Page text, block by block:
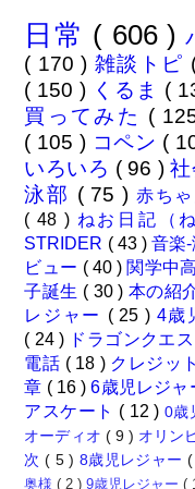
日常 ( 606 )
( 170 ) 雑談トピ
( 150 ) くるま (
買ってみた (
( 105 ) コペン (
いろいろ ( 96 )社
泳部 ( 75 ) 赤ち
( 48 ) ねお日記（
STRIDER ( 43 ) 音楽-
ビュー ( 40 ) 関学中
子誕生 ( 30 ) 本の紹
レジャー ( 25 ) 4歳
( 24 ) ドラゴンクエス
電話 ( 18 ) クレジッ
章 ( 16 )6歳児レジャ
アスケート ( 12 ) 0歳
オーディオ ( 9 ) オリン
次( 5 ) 8歳児レジャー
奥様( 2 )9歳児レジャー(